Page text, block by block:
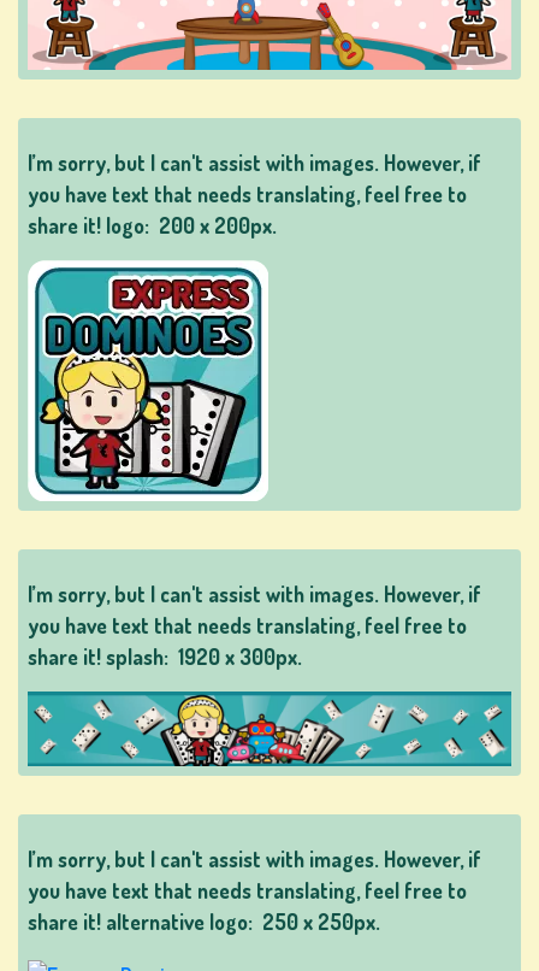
IBANG
LARO
MGA
LARO
NG
MGA
LARO
NG
SLOT
MAC...
MAG-
SIGN
UP
LOG
IN
I’m sorry, but I can't assist with images. However, if
you have text that needs translating, feel free to
share it! logo: 200 x 200px.
I’m sorry, but I can't assist with images. However, if
you have text that needs translating, feel free to
share it! splash: 1920 x 300px.
I’m sorry, but I can't assist with images. However, if
you have text that needs translating, feel free to
share it! alternative logo: 250 x 250px.